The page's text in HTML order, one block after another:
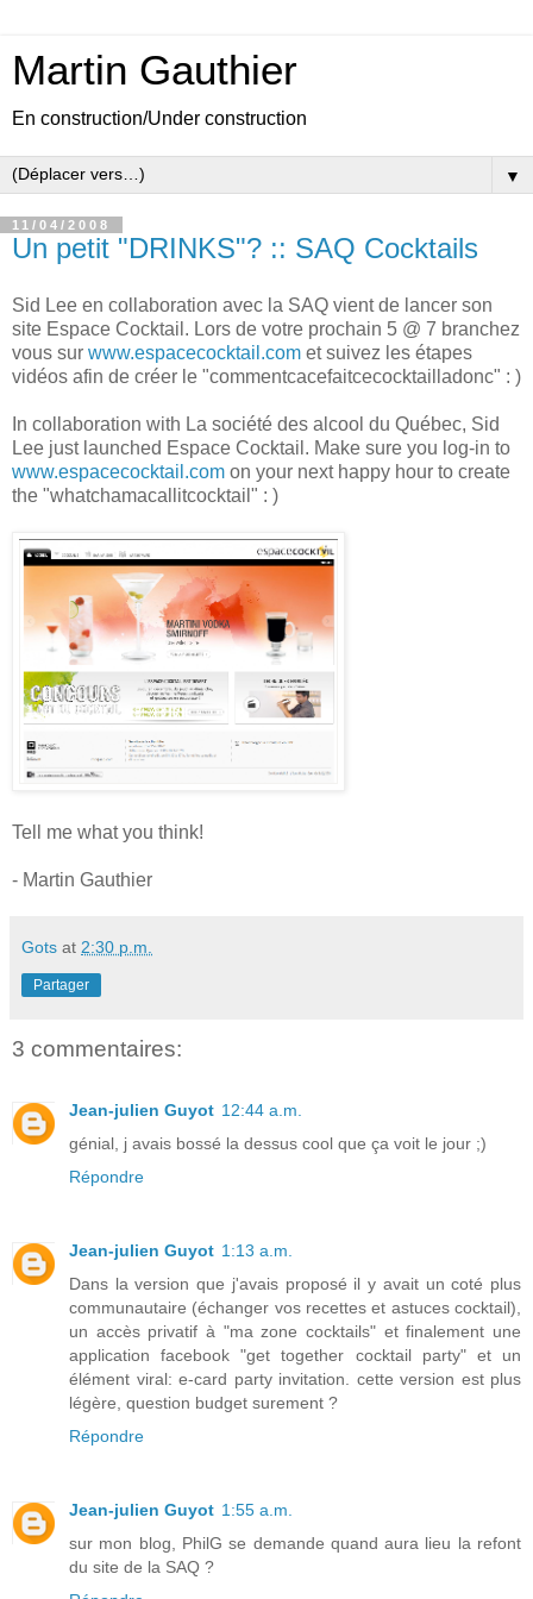
Martin Gauthier
En construction/Under construction
▼
11/04/2008
Un petit "DRINKS"? :: SAQ Cocktails
Sid Lee en collaboration avec la SAQ vient de lancer son
site Espace Cocktail. Lors de votre prochain 5 @ 7 branchez
vous sur www.espacecocktail.com et suivez les étapes
vidéos afin de créer le "commentcacefaitcecocktailladonc" : )
In collaboration with La société des alcool du Québec, Sid
Lee just launched Espace Cocktail. Make sure you log-in to
www.espacecocktail.com on your next happy hour to create
the "whatchamacallitcocktail" : )
Tell me what you think!
- Martin Gauthier
Gots at 2:30 p.m.
Partager
3 commentaires:
Jean-julien Guyot 12:44 a.m.
génial, j avais bossé la dessus cool que ça voit le jour ;)
Répondre
Jean-julien Guyot 1:13 a.m.
Dans la version que j'avais proposé il y avait un coté plus
communautaire (échanger vos recettes et astuces cocktail),
un accès privatif à "ma zone cocktails" et finalement une
application facebook "get together cocktail party" et un
élément viral: e-card party invitation. cette version est plus
légère, question budget surement ?
Répondre
Jean-julien Guyot 1:55 a.m.
sur mon blog, PhilG se demande quand aura lieu la refont
du site de la SAQ ?